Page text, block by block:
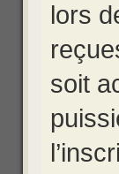
lors
soit